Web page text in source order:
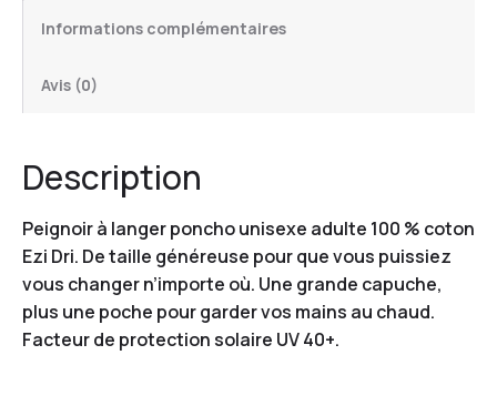
Informations complémentaires
Avis (0)
Description
Peignoir à langer poncho unisexe adulte 100 % coton
Ezi Dri. De taille généreuse pour que vous puissiez
vous changer n’importe où. Une grande capuche,
plus une poche pour garder vos mains au chaud.
Facteur de protection solaire UV 40+.